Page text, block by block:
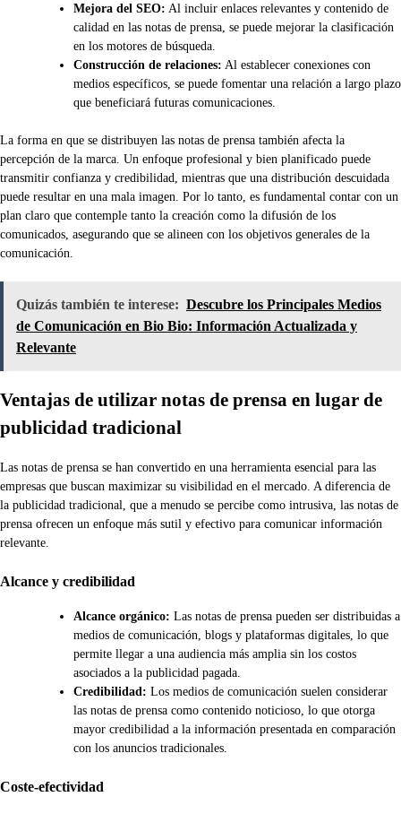
Mejora del SEO: Al incluir enlaces relevantes y contenido de
calidad en las notas de prensa, se puede mejorar la clasificación
en los motores de búsqueda.
Construcción de relaciones: Al establecer conexiones con
medios específicos, se puede fomentar una relación a largo plazo
que beneficiará futuras comunicaciones.
La forma en que se distribuyen las notas de prensa también afecta la
percepción de la marca. Un enfoque profesional y bien planificado puede
transmitir confianza y credibilidad, mientras que una distribución descuidada
puede resultar en una mala imagen. Por lo tanto, es fundamental contar con un
plan claro que contemple tanto la creación como la difusión de los
comunicados, asegurando que se alineen con los objetivos generales de la
comunicación.
Quizás también te interese: Descubre los Principales Medios
de Comunicación en Bio Bio: Información Actualizada y
Relevante
Ventajas de utilizar notas de prensa en lugar de
publicidad tradicional
Las notas de prensa se han convertido en una herramienta esencial para las
empresas que buscan maximizar su visibilidad en el mercado. A diferencia de
la publicidad tradicional, que a menudo se percibe como intrusiva, las notas de
prensa ofrecen un enfoque más sutil y efectivo para comunicar información
relevante.
Alcance y credibilidad
Alcance orgánico: Las notas de prensa pueden ser distribuidas a
medios de comunicación, blogs y plataformas digitales, lo que
permite llegar a una audiencia más amplia sin los costos
asociados a la publicidad pagada.
Credibilidad: Los medios de comunicación suelen considerar
las notas de prensa como contenido noticioso, lo que otorga
mayor credibilidad a la información presentada en comparación
con los anuncios tradicionales.
Coste-efectividad